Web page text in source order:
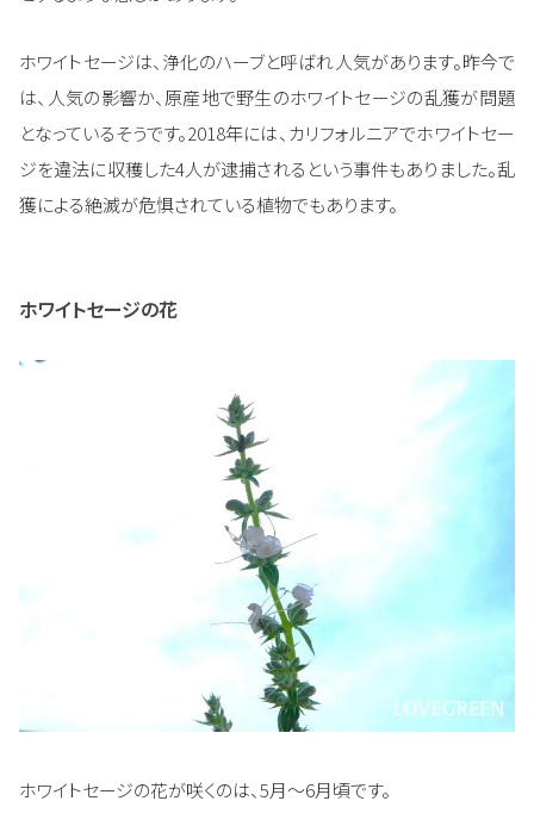
ホワイトセージは、浄化のハーブと呼ばれ人気があります。昨今で
は、人気の影響か、原産地で野生のホワイトセージの乱獲が問題
となっているそうです。2018年には、カリフォルニアでホワイトセー
ジを違法に収穫した4人が逮捕されるという事件もありました。乱
獲による絶滅が危惧されている植物でもあります。
ホワイトセージの花
ホワイトセージの花が咲くのは、5月～6月頃です。